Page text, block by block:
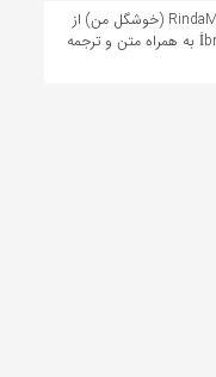
آهنگ کردی RindaMin (خوشگل من) از
İbrahim Tatlıses به همراه متن و ترجمه